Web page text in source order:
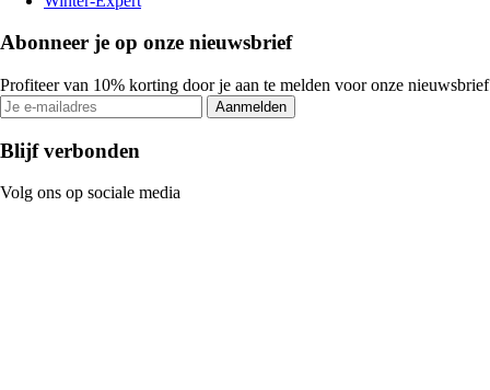
Abonneer je op onze nieuwsbrief
Profiteer van 10% korting door je aan te melden voor onze nieuwsbrief
Aanmelden
Blijf verbonden
Volg ons op sociale media